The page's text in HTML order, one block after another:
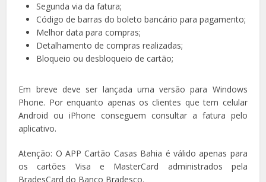
Segunda via da fatura;
Código de barras do boleto bancário para pagamento;
Melhor data para compras;
Detalhamento de compras realizadas;
Bloqueio ou desbloqueio de cartão;
Em breve deve ser lançada uma versão para Windows
Phone. Por enquanto apenas os clientes que tem celular
Android ou iPhone conseguem consultar a fatura pelo
aplicativo.
Atenção: O APP Cartão Casas Bahia é válido apenas para
os cartões Visa e MasterCard administrados pela
BradesCard do Banco Bradesco.